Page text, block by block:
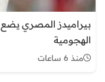
بيراميدز المصري
الهجومية
منذ 6 ساعات